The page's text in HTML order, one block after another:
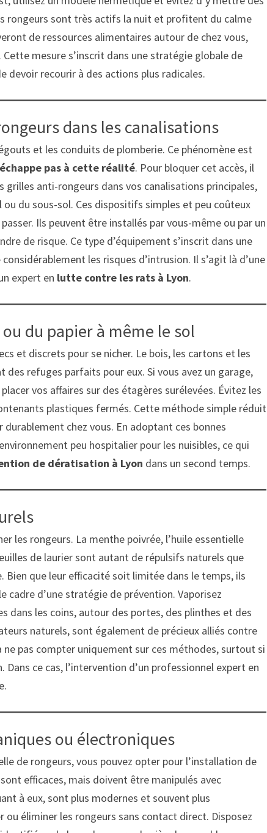
rongeurs sont très actifs la nuit et profitent du calme
de ressources alimentaires autour de chez vous,
mesure s’inscrit dans une stratégie globale de
devoir recourir à des actions plus radicales.
dans les canalisations
et les conduits de plomberie. Ce phénomène est
pas à cette réalité. Pour bloquer cet accès, il
anti-rongeurs dans vos canalisations principales,
du sous-sol. Ces dispositifs simples et peu coûteux
Ils peuvent être installés par vous-même ou par un
de risque. Ce type d’équipement s’inscrit dans une
les risques d’intrusion. Il s’agit là d’une
expert en lutte contre les rats à Lyon.
du papier à même le sol
et discrets pour se nicher. Le bois, les cartons et les
des refuges parfaits pour eux. Si vous avez un garage,
vos affaires sur des étagères surélevées. Évitez les
plastiques fermés. Cette méthode simple réduit
chez vous. En adoptant ces bonnes
peu hospitalier pour les nuisibles, ce qui
de dératisation à Lyon dans un second temps.
les rongeurs. La menthe poivrée, l’huile essentielle
de laurier sont autant de répulsifs naturels que
Bien que leur efficacité soit limitée dans le temps, ils
cadre d’une stratégie de prévention. Vaporisez
dans les coins, autour des portes, des plinthes et des
naturels, sont également de précieux alliés contre
pas compter uniquement sur ces méthodes, surtout si
ce cas, l’intervention d’un professionnel expert en
ou électroniques
de rongeurs, vous pouvez opter pour l’installation de
efficaces, mais doivent être manipulés avec
à eux, sont plus modernes et souvent plus
éliminer les rongeurs sans contact direct. Disposez